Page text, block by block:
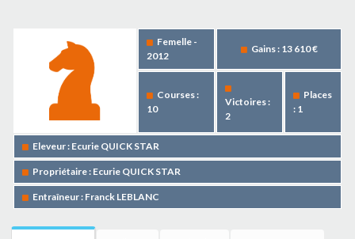
Femelle -
2012
Gains : 13 610 €
Courses :
10
Victoires :
2
Places
: 1
Eleveur : Ecurie QUICK STAR
Propriétaire : Ecurie QUICK STAR
Entraîneur : Franck LEBLANC